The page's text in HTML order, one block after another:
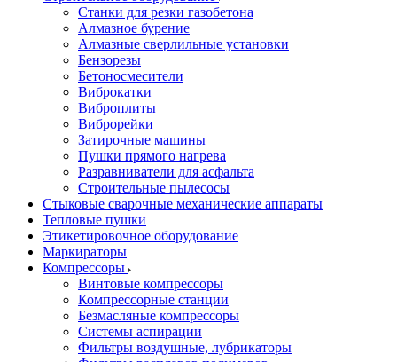
Станки для резки газобетона
Алмазное бурение
Алмазные сверлильные установки
Бензорезы
Бетоносмесители
Виброкатки
Виброплиты
Виброрейки
Затирочные машины
Пушки прямого нагрева
Разравниватели для асфальта
Строительные пылесосы
Стыковые сварочные механические аппараты
Тепловые пушки
Этикетировочное оборудование
Маркираторы
Компрессоры
Винтовые компрессоры
Компрессорные станции
Безмасляные компрессоры
Системы аспирации
Фильтры воздушные, лубрикаторы